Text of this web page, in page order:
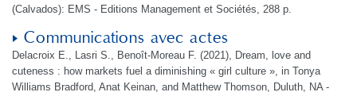
(Calvados): EMS - Editions Management et Sociétés, 288 p.
Communications avec actes
Delacroix E., Lasri S., Benoît-Moreau F. (2021), Dream, love and
cuteness : how markets fuel a diminishing « girl culture », in Tonya
Williams Bradford, Anat Keinan, and Matthew Thomson, Duluth, NA -